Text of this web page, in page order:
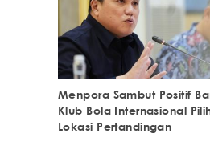
Menpora Sambut Positif
Klub Bola Internasional
Lokasi Pertandingan